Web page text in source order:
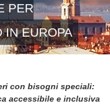
PER
IN EUROPA
con bisogni speciali:
accessibile e inclusiva